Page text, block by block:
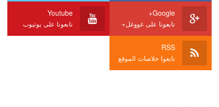
Google+
تابعونا على غووغل+
Youtube
تابعونا على يوتيوب
RSS
تابعوا خلاصات الموقع